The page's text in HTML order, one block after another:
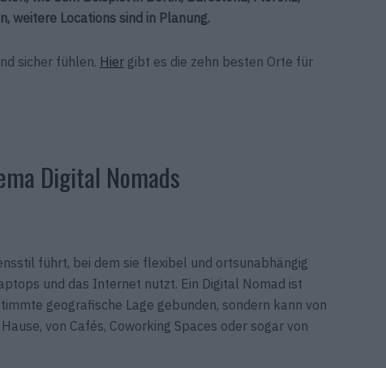
weitere Locations sind in Planung.
sicher fühlen. Hier gibt es die zehn besten Orte für
Digital Nomads
führt, bei dem sie flexibel und ortsunabhängig
und das Internet nutzt. Ein Digital Nomad ist
geografische Lage gebunden, sondern kann von
von Cafés, Coworking Spaces oder sogar von